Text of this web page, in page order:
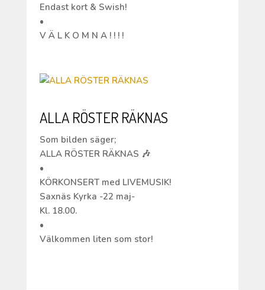
Endast kort & Swish!
•
V Ä L K O M N A ! ! ! !
ALLA RÖSTER RÄKNAS
Som bilden säger;
ALLA RÖSTER RÄKNAS 🎶
•
KÖRKONSERT med LIVEMUSIK!
Saxnäs Kyrka -22 maj-
Kl. 18.00.
•
Välkommen liten som stor!